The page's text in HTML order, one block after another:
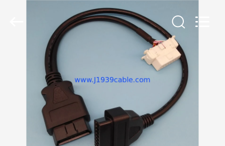
ΠΡΟΪΌΝΤΑ
ΠΕΡΊΠΟΥ